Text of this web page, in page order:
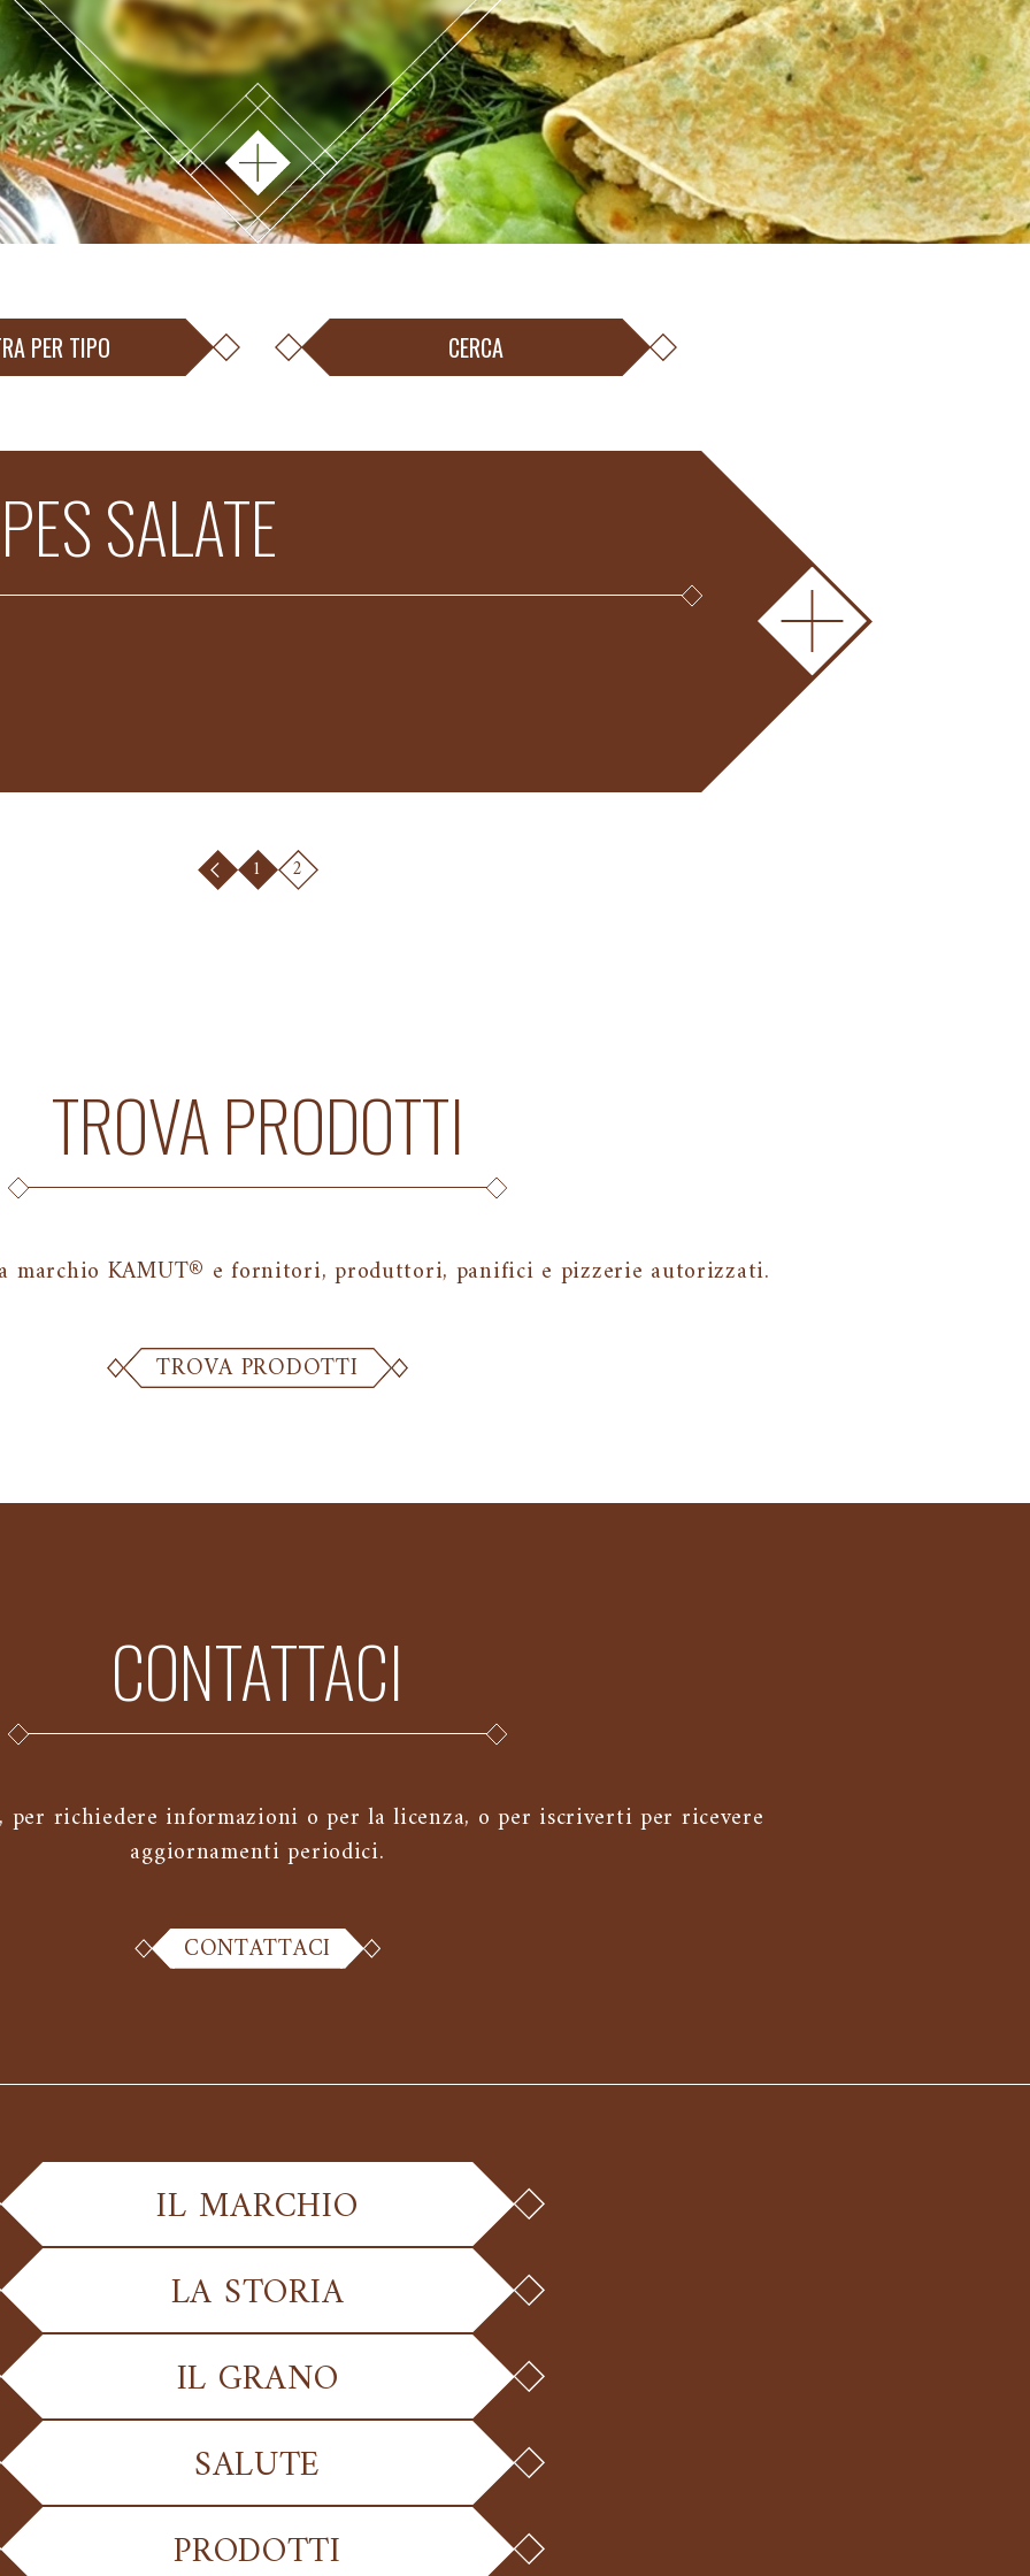
PER TIPO CERCA
SALATE
1 2
TROVA PRODOTTI
marchio KAMUT® e fornitori, produttori, panifici e pizzerie autorizzati.
TROVA PRODOTTI
CONTATTACI
per richiedere informazioni o per la licenza, o per iscriverti per ricevere
aggiornamenti periodici.
CONTATTACI
IL MARCHIO
LA STORIA
IL GRANO
SALUTE
PRODOTTI